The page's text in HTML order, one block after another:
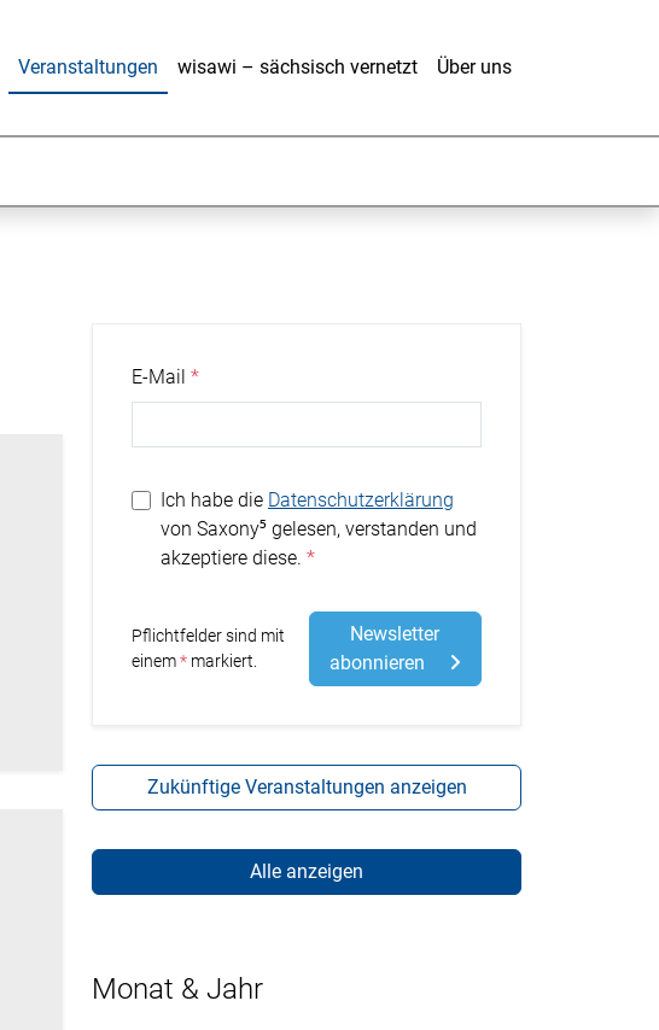
Veranstaltungen wisawi – sächsisch vernetzt Über uns
E-Mail
Ich habe die Datenschutzerklärung
von Saxony⁵ gelesen, verstanden und
akzeptiere diese.
Pflichtfelder sind mit
einem
Stern
markiert.
Newsletter
abonnieren
Zukünftige Veranstaltungen anzeigen
Alle anzeigen
Monat & Jahr